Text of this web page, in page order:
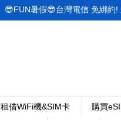
租借WiFi機&SIM卡 購買
😎FUN暑假😎台灣電信 免綁約